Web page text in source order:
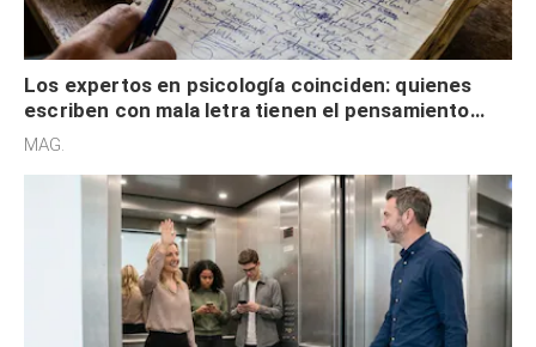
Los expertos en psicología coinciden: quienes
escriben con mala letra tienen el pensamiento
acelerado y no lo hacen por desinterés
MAG.